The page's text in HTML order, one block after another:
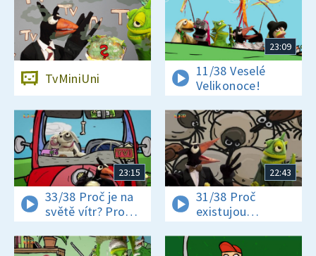
TvMiniUni
23:09
11/38 Veselé
Velikonoce!
23:15
33/38 Proč je na
světě vítr? Proč
jsou někteří hadi
jedovatí?
22:43
31/38 Proč
existujou
klíšťata? Jak se
vyrábí čokoláda?